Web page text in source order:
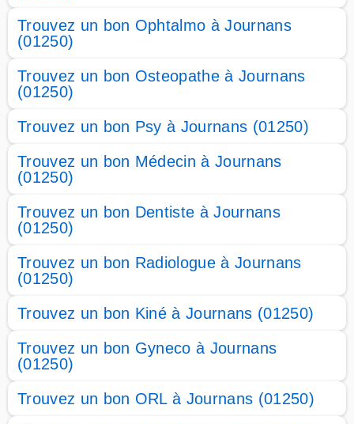
Trouvez un bon Ophtalmo à Journans
(01250)
Trouvez un bon Osteopathe à Journans
(01250)
Trouvez un bon Psy à Journans (01250)
Trouvez un bon Médecin à Journans
(01250)
Trouvez un bon Dentiste à Journans
(01250)
Trouvez un bon Radiologue à Journans
(01250)
Trouvez un bon Kiné à Journans (01250)
Trouvez un bon Gyneco à Journans
(01250)
Trouvez un bon ORL à Journans (01250)